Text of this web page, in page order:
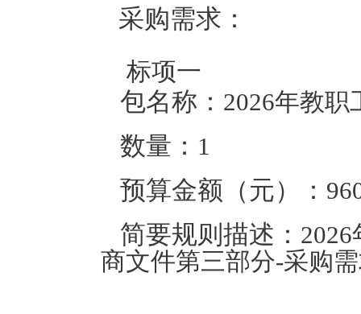
采购需求：
标项一
包名称： 2026年教职
数量： 1
预算金额（元）：
简要规则描述：
商文件第三部分-采购